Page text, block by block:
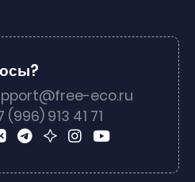
eco.ru
(996) 913 41 71